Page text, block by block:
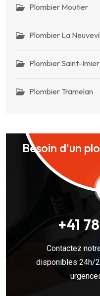
Plombier Moutier
Plombier La
Plombier Saint-Imier
Plombier Tramelan
Besoin d'un
+41
Contactez
disponibles 24h/